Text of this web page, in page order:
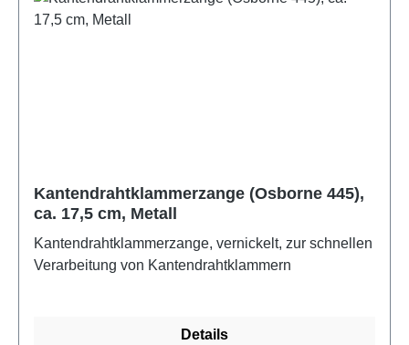
Kantendrahtklammerzange (Osborne 445),
ca. 17,5 cm, Metall
Kantendrahtklammerzange, vernickelt, zur schnellen
Verarbeitung von Kantendrahtklammern
Details